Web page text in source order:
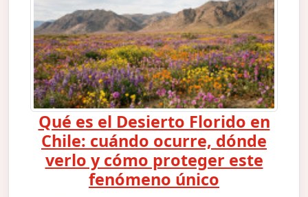
Qué es el Desierto Florido en
Chile: cuándo ocurre, dónde
verlo y cómo proteger este
fenómeno único